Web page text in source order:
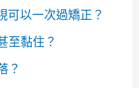
可以一次過矯正？
至黏住？
？